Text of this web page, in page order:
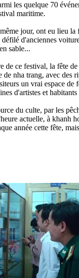
les quelque 70
maritime.
jour, ont eu lieu la
d'anciennes
sable...
de ce festival, la fête
nha trang, avec des
un vrai espace de
d'artistes et
du culte, par les
actuelle, à khanh
année cette fête,